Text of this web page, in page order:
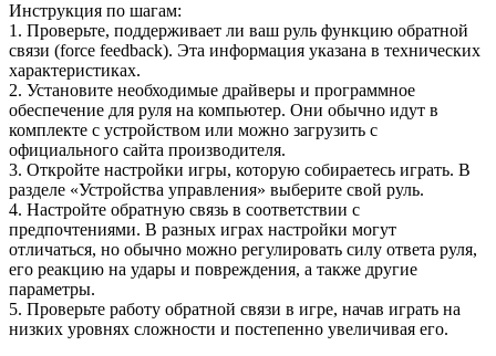
Инструкция по шагам:
1. Проверьте, поддерживает ли ваш руль функцию обратной
связи (force feedback). Эта информация указана в технических
характеристиках.
2. Установите необходимые драйверы и программное
обеспечение для руля на компьютер. Они обычно идут в
комплекте с устройством или можно загрузить с
официального сайта производителя.
3. Откройте настройки игры, которую собираетесь играть. В
разделе «Устройства управления» выберите свой руль.
4. Настройте обратную связь в соответствии с
предпочтениями. В разных играх настройки могут
отличаться, но обычно можно регулировать силу ответа руля,
его реакцию на удары и повреждения, а также другие
параметры.
5. Проверьте работу обратной связи в игре, начав играть на
низких уровнях сложности и постепенно увеличивая его.